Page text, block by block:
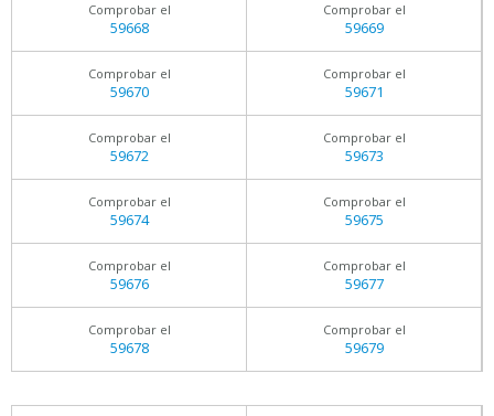
Comprobar el
59668
Comprobar el
59669
Comprobar el
59670
Comprobar el
59671
Comprobar el
59672
Comprobar el
59673
Comprobar el
59674
Comprobar el
59675
Comprobar el
59676
Comprobar el
59677
Comprobar el
59678
Comprobar el
59679